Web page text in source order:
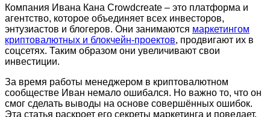
Компания Ивана Кана Crowdcreate – это платформа и
агентство, которое объединяет всех инвесторов,
энтузиастов и блогеров. Они занимаются маркетингом
криптовалютных и блокчейн-проектов, продвигают их в
соцсетях. Таким образом они увеличивают свои
инвестиции.
За время работы менеджером в криптовалютном
сообществе Иван немало ошибался. Но важно то, что он
смог сделать выводы на основе совершённых ошибок.
Эта статья раскроет его секреты маркетинга и поведает,